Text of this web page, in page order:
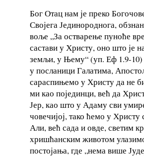
Бог Отац нам је преко
Својега Јединороднога,
воље „За остварење пуноће
састави у Христу, оно што је
земљи, у Њему“ (уп. Еф 1.9-
у посланици Галатима,
сараспињемо у Христу да не
ми као појединци, већ да
Јер, као што у Адаму сви
човечијој, тако ћемо у Христу
Али, већ сада и овде, светим
хришћанским животом
постојања, где „нема више